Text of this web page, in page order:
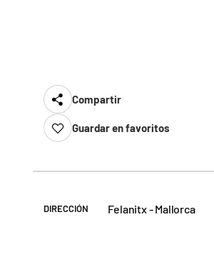
Compartir
Guardar en favoritos
DIRECCIÓN Felanitx - Mallorca